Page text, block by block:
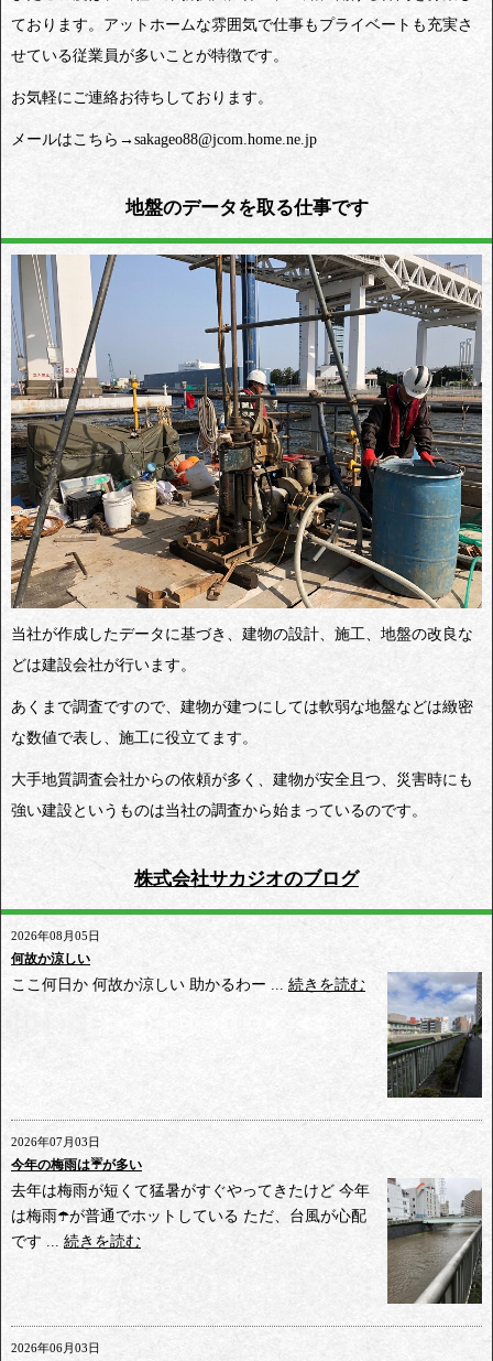
ております。アットホームな雰囲気で仕事もプライベートも充実さ
せている従業員が多いことが特徴です。
お気軽にご連絡お待ちしております。
メールはこちら→sakageo88@jcom.home.ne.jp
地盤のデータを取る仕事です
当社が作成したデータに基づき、建物の設計、施工、地盤の改良な
どは建設会社が行います。
あくまで調査ですので、建物が建つにしては軟弱な地盤などは緻密
な数値で表し、施工に役立てます。
大手地質調査会社からの依頼が多く、建物が安全且つ、災害時にも
強い建設というものは当社の調査から始まっているのです。
株式会社サカジオのブログ
2026年08月05日
何故か涼しい
ここ何日か 何故か涼しい 助かるわー ... 続きを読む
2026年07月03日
今年の梅雨は☔️が多い
去年は梅雨が短くて猛暑がすぐやってきたけど 今年
は梅雨☂️が普通でホットしている ただ、台風が心配
です ... 続きを読む
2026年06月03日